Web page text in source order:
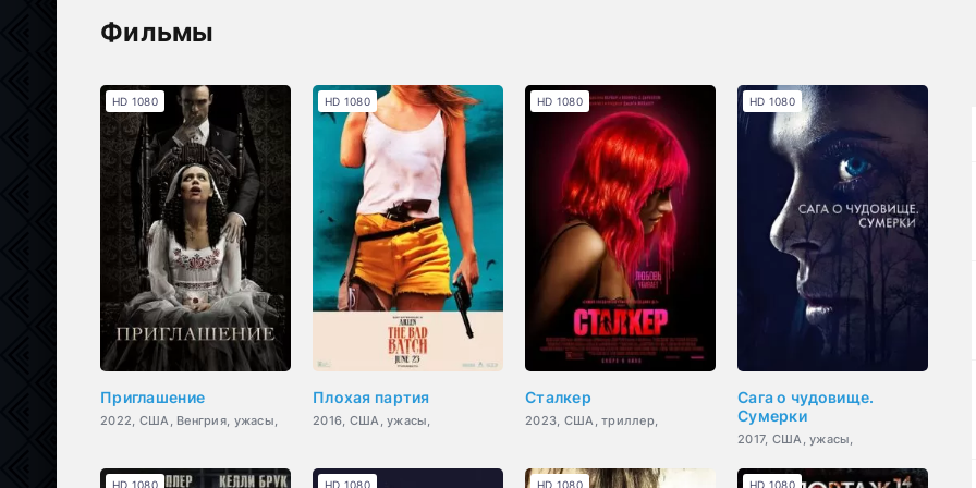
Фильмы
Приглашение
2022, США, Венгрия, ужасы,
HD 1080
Плохая партия
2016, США, ужасы,
HD 1080
Сталкер
2023, США, триллер,
HD 1080
Сага о чудовище.
Сумерки
2017, США, ужасы,
HD 1080
HD 1080 HD 1080 HD 1080 HD 1080